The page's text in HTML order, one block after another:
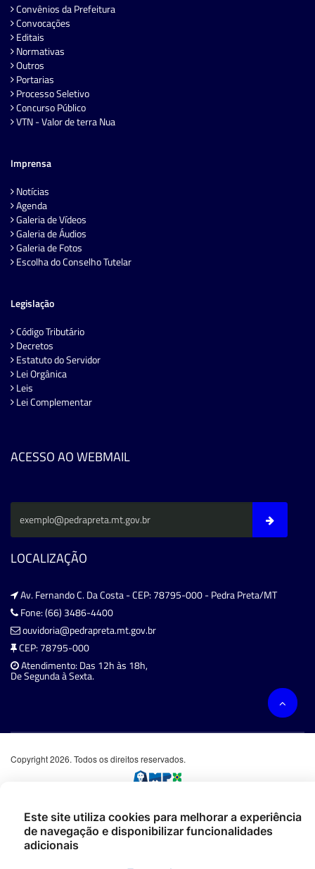
Convênios da Prefeitura
Convocações
Editais
Normativas
Outros
Portarias
Processo Seletivo
Concurso Público
VTN - Valor de terra Nua
Imprensa
Notícias
Agenda
Galeria de Vídeos
Galeria de Áudios
Galeria de Fotos
Escolha do Conselho Tutelar
Legislação
Código Tributário
Decretos
Estatuto do Servidor
Lei Orgânica
Leis
Lei Complementar
ACESSO AO WEBMAIL
LOCALIZAÇÃO
Av. Fernando C. Da Costa - CEP: 78795-000 - Pedra Preta/MT
Fone: (66) 3486-4400
ouvidoria@pedrapreta.mt.gov.br
CEP: 78795-000
Atendimento: Das 12h às 18h,
De Segunda à Sexta.
Copyright 2026. Todos os direitos reservados.
Este site utiliza cookies para melhorar a experiência
de navegação e disponibilizar funcionalidades
adicionais